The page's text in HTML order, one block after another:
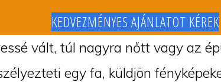
KEDVEZMÉNYES AJÁNLATOT KÉREK
vált, túl nagyra nőtt vagy az
egy fa, küldjön